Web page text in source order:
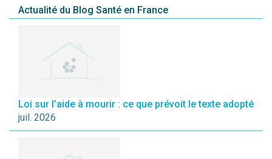
Actualité du Blog Santé en France
Loi sur l’aide à mourir : ce que prévoit le texte adopté
juil. 2026